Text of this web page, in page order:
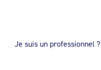
Je suis un professionnel ?